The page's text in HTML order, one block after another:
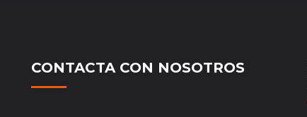
CONTACTA CON NOSOTROS